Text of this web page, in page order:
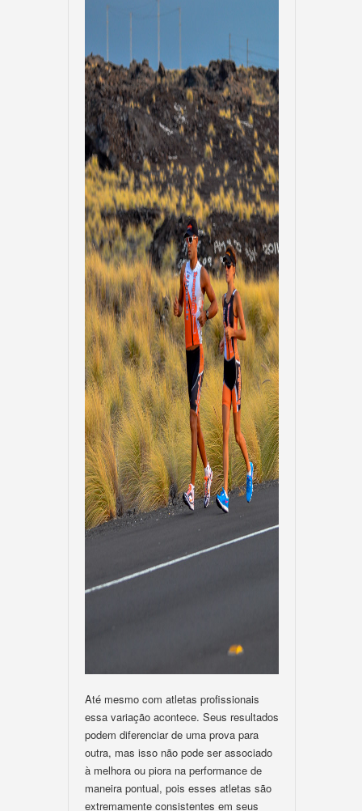
Até mesmo com atletas profissionais
essa variação acontece. Seus resultados
podem diferenciar de uma prova para
outra, mas isso não pode ser associado
à melhora ou piora na performance de
maneira pontual, pois esses atletas são
extremamente consistentes em seus